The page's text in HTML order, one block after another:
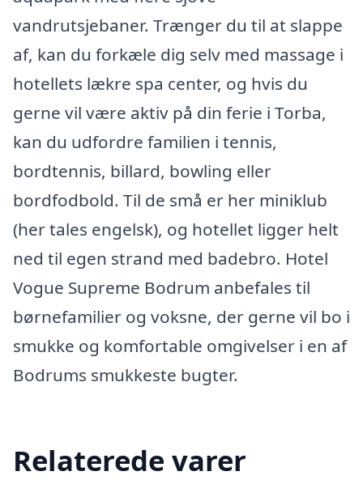
vandrutsjebaner. Trænger du til at slappe
af, kan du forkæle dig selv med massage i
hotellets lækre spa center, og hvis du
gerne vil være aktiv på din ferie i Torba,
kan du udfordre familien i tennis,
bordtennis, billard, bowling eller
bordfodbold. Til de små er her miniklub
(her tales engelsk), og hotellet ligger helt
ned til egen strand med badebro. Hotel
Vogue Supreme Bodrum anbefales til
børnefamilier og voksne, der gerne vil bo i
smukke og komfortable omgivelser i en af
Bodrums smukkeste bugter.
Relaterede varer